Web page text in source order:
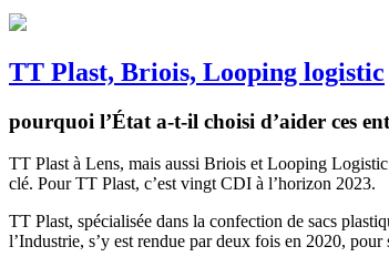
TT Plast, Briois, Looping logistic
pourquoi l’État a-t-il choisi d’aider ces
TT Plast à Lens, mais aussi Briois et Looping
clé. Pour TT Plast, c’est vingt CDI à l’horizon 2023.
TT Plast, spécialisée dans la confection de sacs
l’Industrie, s’y est rendue par deux fois en 2020,